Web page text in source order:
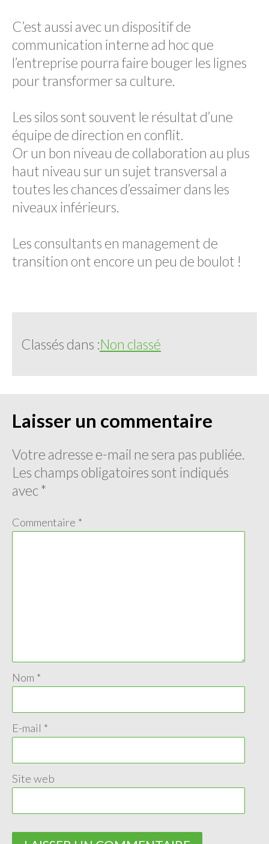
C’est aussi avec un dispositif de
communication interne ad hoc que
l’entreprise pourra faire bouger les lignes
pour transformer sa culture.
Les silos sont souvent le résultat d’une
équipe de direction en conflit.
Or un bon niveau de collaboration au plus
haut niveau sur un sujet transversal a
toutes les chances d’essaimer dans les
niveaux inférieurs.
Les consultants en management de
transition ont encore un peu de boulot !
Classés dans :Non classé
Laisser un commentaire
Votre adresse e-mail ne sera pas publiée.
Les champs obligatoires sont indiqués
avec*
Commentaire *
Nom *
E-mail *
Site web